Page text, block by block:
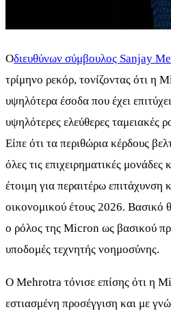
Οδιευθύνων σύμβουλος Sanjay
τρίμηνο ρεκόρ, τονίζοντας ότι η
υψηλότερα έσοδα που έχει
υψηλότερες ελεύθερες ταμειακές
Είπε ότι τα περιθώρια κέρδους
όλες τις επιχειρηματικές μονάδες
έτοιμη για περαιτέρω επιτάχυνση
οικονομικού έτους 2026. Βασικό
ο ρόλος της Micron ως βασικού
υποδομές τεχνητής νοημοσύνης.
Ο Mehrotra τόνισε επίσης ότι η
εστιασμένη προσέγγιση και με